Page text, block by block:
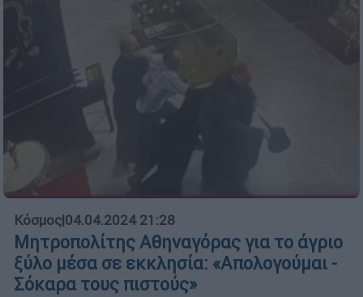
Κόσμος|04.04.2024 21:28
Μητροπολίτης Αθηναγόρας για το άγριο
ξύλο μέσα σε εκκλησία: «Απολογούμαι -
Σόκαρα τους πιστούς»